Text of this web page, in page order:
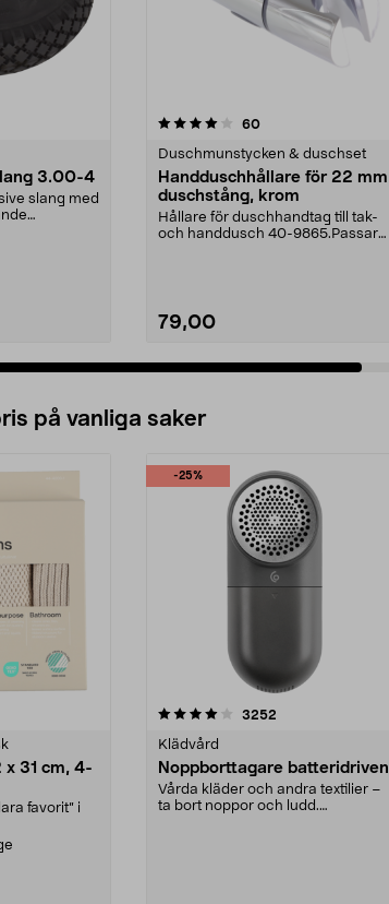
3.00-4
slang med
60recensioner
Duschmunstycken & duschset
Handduschhållare för 22 mm
duschstång, krom
Hållare för duschhandtag till tak-
och handdusch 40-9865.Passar
79,00
4.0 av 5 stjärnor
på vanliga saker
x 31 cm, 4-
favorit” i
-25%
3252
Klädvård
Noppborttagare batteridriven
Vårda kläder och andra textilier –
ta bort noppor och ludd.
4.5av 5 stjärnor